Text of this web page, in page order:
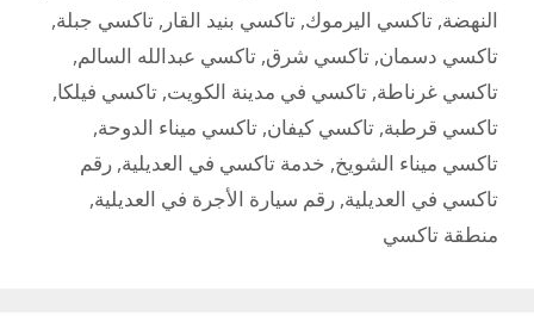
النهضة, تاكسي اليرموك, تاكسي بنيد القار , تاكسي جبلة,
تاكسي دسمان, تاكسي شرق, تاكسي عبدالله السالم,
تاكسي غرناطة, تاكسي في مدينة الكويت, تاكسي فيلكا,
تاكسي قرطبة, تاكسي كيفان, تاكسي ميناء الدوحة,
تاكسي ميناء الشويخ, خدمة تاكسي في العديلية, رقم
تاكسي في العديلية, رقم سيارة الأجرة في العديلية,
منطقة تاكسي